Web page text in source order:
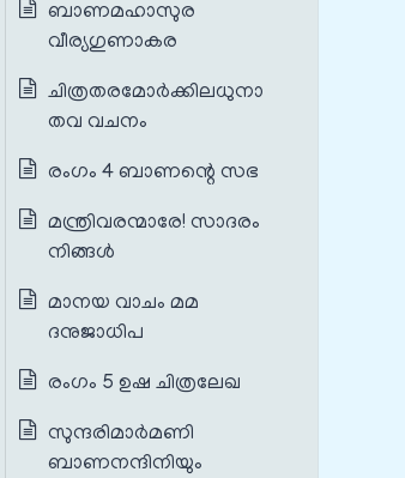
ബാണമഹാസുര
വീര്യഗുണാകര
ചിത്രതരമോർക്കിലധുനാ
തവ വചനം
രംഗം 4 ബാണന്റെ സഭ
മന്ത്രിവരന്മാരേ! സാദരം
നിങ്ങൾ
മാനയ വാചം മമ
ദനുജാധിപ
രംഗം 5 ഉഷ ചിത്രലേഖ
സുന്ദരിമാർമണി
ബാണനന്ദിനിയും